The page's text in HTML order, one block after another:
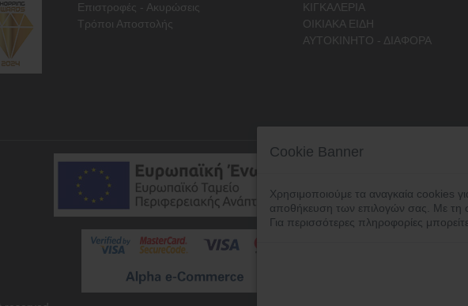
Επιστροφές - Ακυρώσεις
Τρόποι Αποστολής
ΚΙΓΚΑΛΕΡΙΑ
ΟΙΚΙΑΚΑ ΕΙΔΗ
ΑΥΤΟΚΙΝΗΤΟ - ΔΙΑΦΟΡΑ
Cookie Banner
Χρησιμοποιούμε τα αναγκαία cookies
αποθήκευση των επιλογών σας. Με τη
Για περισσότερες πληροφορίες